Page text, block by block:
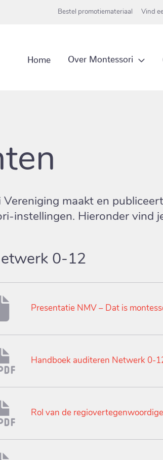
maakt en
instellingen. Hieronder vind
0-12
Presentatie NMV – Dat is
Handboek auditeren Netwerk 0-
Rol van de
Bestel promotiemateriaal Vind
Home Over Montessori